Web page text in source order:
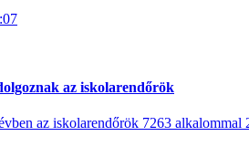
az iskolarendőrök
az iskolarendőrök 7263